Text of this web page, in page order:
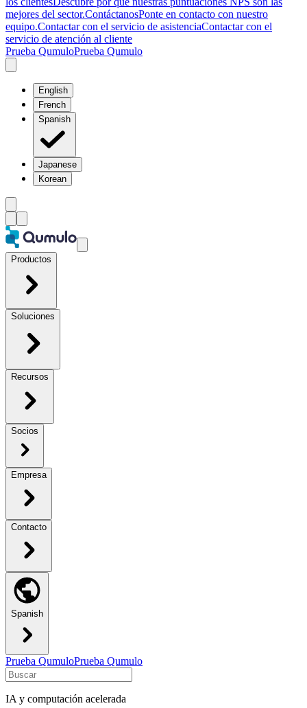
mejores del sector.ContáctanosPonte en contacto con nuestro
equipo.Contactar con el servicio de asistenciaContactar con el
servicio de atención al cliente
Prueba QumuloPrueba Qumulo
English
French
Spanish
Japanese
Korean
Productos
Soluciones
Recursos
Socios
Empresa
Contacto
Spanish
Prueba QumuloPrueba Qumulo
IA y computación acelerada